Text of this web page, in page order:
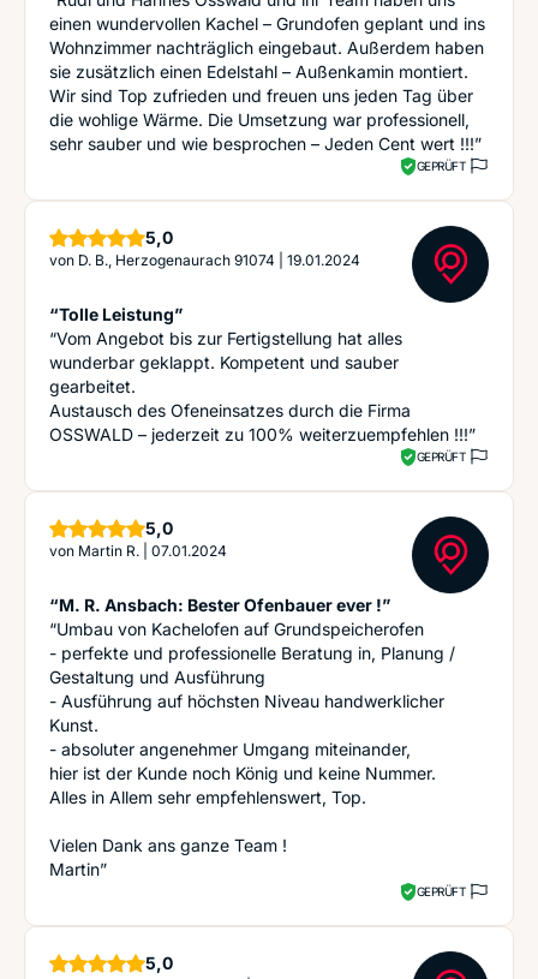
einen wundervollen Kachel – Grundofen geplant und ins
Wohnzimmer nachträglich eingebaut. Außerdem haben
sie zusätzlich einen Edelstahl – Außenkamin montiert.
Wir sind Top zufrieden und freuen uns jeden Tag über
die wohlige Wärme. Die Umsetzung war professionell,
sehr sauber und wie besprochen – Jeden Cent wert !!!”
GEPRÜFT
5,0Sterne
von D. B., Herzogenaurach 91074 19.01.2024
“Tolle Leistung”
“Vom Angebot bis zur Fertigstellung hat alles
wunderbar geklappt. Kompetent und sauber
gearbeitet.
Austausch des Ofeneinsatzes durch die Firma
OSSWALD – jederzeit zu 100% weiterzuempfehlen !!!”
GEPRÜFT
5,0Sterne
von Martin R. 07.01.2024
“M. R. Ansbach: Bester Ofenbauer ever !”
“Umbau von Kachelofen auf Grundspeicherofen
- perfekte und professionelle Beratung in, Planung /
Gestaltung und Ausführung
- Ausführung auf höchsten Niveau handwerklicher
Kunst.
- absoluter angenehmer Umgang miteinander,
hier ist der Kunde noch König und keine Nummer.
Alles in Allem sehr empfehlenswert, Top.
Vielen Dank ans ganze Team !
Martin”
GEPRÜFT
5,0Sterne